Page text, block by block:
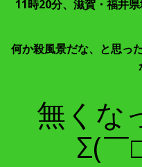
11時20分、滋賀・福井
何か殺風景だな、と思っ
無くな
Σ(